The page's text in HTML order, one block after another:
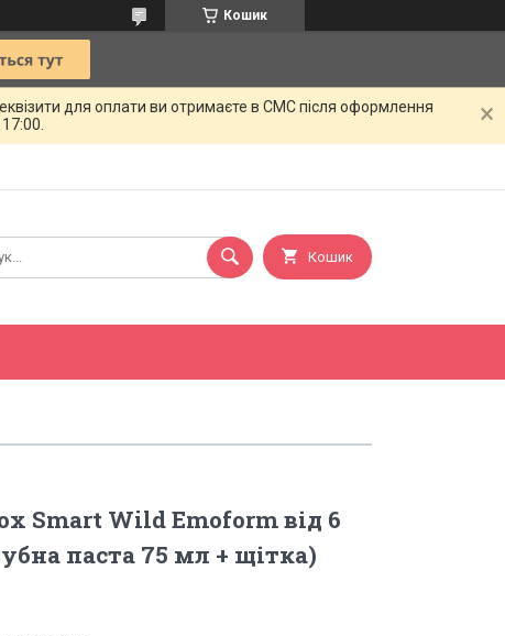
Кошик
для оплати ви отримаєте в СМС після оформлення
Кошик
Smart Wild Emoform від 6
паста 75 мл + щітка)